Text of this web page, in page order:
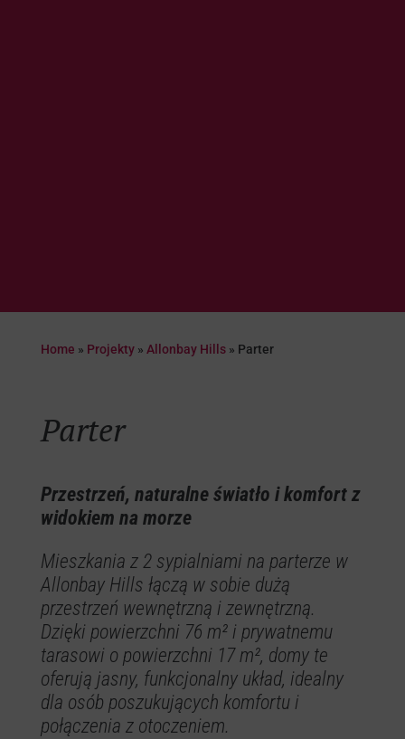
Home » Projekty» Allonbay Hills» Parter
Parter
Przestrzeń, naturalne światło i komfort z
widokiem na morze
Mieszkania z 2 sypialniami na parterze w
Allonbay Hills łączą w sobie dużą
przestrzeń wewnętrzną i zewnętrzną.
Dzięki powierzchni 76 m² i prywatnemu
tarasowi o powierzchni 17 m², domy te
oferują jasny, funkcjonalny układ, idealny
dla osób poszukujących komfortu i
połączenia z otoczeniem.